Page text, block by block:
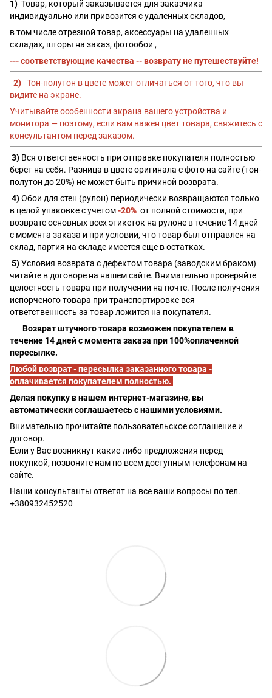
1) Товар, который заказывается для заказчика
индивидуально или привозится с удаленных складов,
в том числе отрезной товар, аксессуары на удаленных
складах, шторы на заказ, фотообои ,
--- соответствующие качества -- возврату не путешествуйте!
2) Тон-полутон в цвете может отличаться от того, что вы
видите на экране.
Учитывайте особенности экрана вашего устройства и
монитора — поэтому, если вам важен цвет товара, свяжитесь с
консультантом перед заказом.
3) Вся ответственность при отправке покупателя полностью
берет на себя. Разница в цвете оригинала с фото на сайте (тон-
полутон до 20%) не может быть причиной возврата.
4)Обои для стен (рулон) периодически возвращаются только
в целой упаковке с учетом-20% от полной стоимости, при
возврате основных всех этикеток на рулоне в течение 14 дней
с момента заказа и при условии, что товар был отправлен на
склад, партия на складе имеется еще в остатках.
5)Условия возврата с дефектом товара (заводским браком)
читайте в договоре на нашем сайте. Внимательно проверяйте
целостность товара при получении на почте. После получения
испорченого товара при транспортировке вся
ответственность за товар ложится на покупателя.
Возврат штучного товара возможен покупателем в
течение 14 дней с момента заказа при 100%оплаченной
пересылке.
Любой возврат - пересылка заказанного товара -
оплачивается покупателем полностью.
Делая покупку в нашем интернет-магазине, вы
автоматически соглашаетесь с нашими условиями.
Внимательно прочитайте пользовательское соглашение и
договор.
Если у Вас возникнут какие-либо предложения перед
покупкой, позвоните нам по всем доступным телефонам на
сайте.
Наши консультанты ответят на все ваши вопросы по тел.
+380932452520